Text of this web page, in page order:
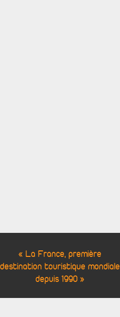
« La France, première
destination touristique mondiale
depuis 1990 »